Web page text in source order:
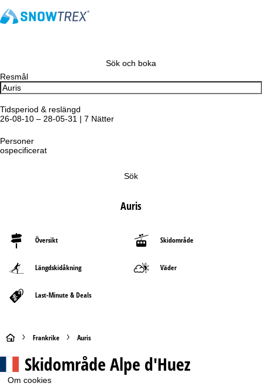
Om cookies
Sök och boka
Resmål
Tidsperiod & reslängd
26-08-10 – 28-05-31 | 7 Nätter
Personer
ospecificerat
Sök
Auris
Översikt Skidområde
Längdskidåkning Väder
Last-Minute & Deals
S
a
Frankrike Auris
SkidområdeAlpe d'Huez